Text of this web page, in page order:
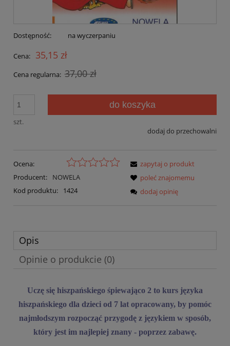
Dostępność: na wyczerpaniu
Cena: 35,15 zł
Cena regularna: 37,00 zł
szt.
do koszyka
dodaj do przechowalni
Ocena:
Producent:
NOWELA
Kod produktu:
1424
zapytaj o produkt
poleć znajomemu
dodaj opinię
Opis
Opinie o produkcie (0)
Uczę się hiszpańskiego śpiewająco 2 to kurs języka
hiszpańskiego dla dzieci od 7 lat opracowany, by pomóc
najmłodszym rozpocząć przygodę z językiem w sposób,
który jest im najlepiej znany - poprzez zabawę.